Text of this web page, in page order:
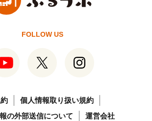
FOLLOW US
個人情報取り扱い規約
の外部送信について
運営会社